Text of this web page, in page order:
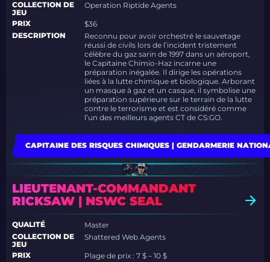
COLLECTION DE
JEU
Operation Riptide Agents
PRIX
$36
DESCRIPTION
Reconnu pour avoir orchestré le sauvetage
réussi de civils lors de l’incident tristement
célèbre du gaz sarin de 1997 dans un aéroport,
le Capitaine Chimio-Haz incarne une
préparation inégalée. Il dirige les opérations
liées à la lutte chimique et biologique. Arborant
un masque à gaz et un casque, il symbolise une
préparation supérieure sur le terrain de la lutte
contre le terrorisme et est considéré comme
l’un des meilleurs agents CT de CS:GO.
CAPITAINE DES RISQUES CHIMIQUES | GENDARMERIE
LIEUTENANT-COMMANDANT
RICKSAW | NSWC SEAL
QUALITÉ
Master
COLLECTION DE
JEU
Shattered Web Agents
PRIX
Plage de prix : 7 $ – 10 $